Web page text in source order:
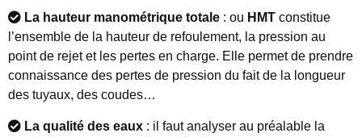
La hauteur manométrique totale : ou HMT constitue
l’ensemble de la hauteur de refoulement, la pression au
point de rejet et les pertes en charge. Elle permet de prendre
connaissance des pertes de pression du fait de la longueur
des tuyaux, des coudes…
La qualité des eaux : il faut analyser au préalable la